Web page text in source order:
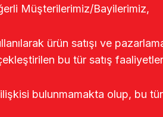
Müşterilerimiz/Bayilerimiz,
ürün satışı ve
bu tür satış faaliyetleri
bulunmamakta olup, bu